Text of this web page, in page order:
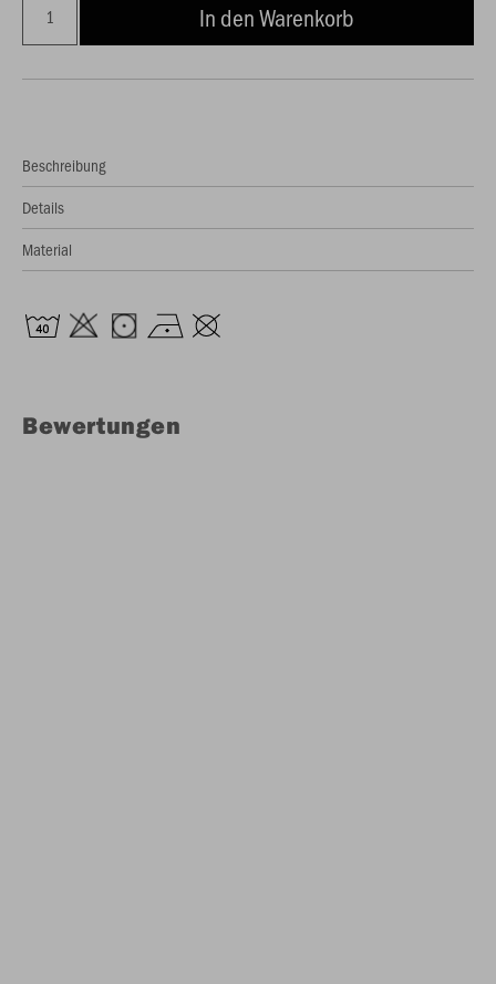
In den Warenkorb
Beschreibung
Details
Material
Bewertungen